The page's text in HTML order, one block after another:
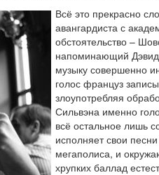
Всё это прекрасно
авангардиста с
обстоятельство –
напоминающий
музыку совершенно
голос француз
злоупотребляя
Сильвэна именно
всё остальное лишь
исполняет свои
мегаполиса, и
хрупких баллад